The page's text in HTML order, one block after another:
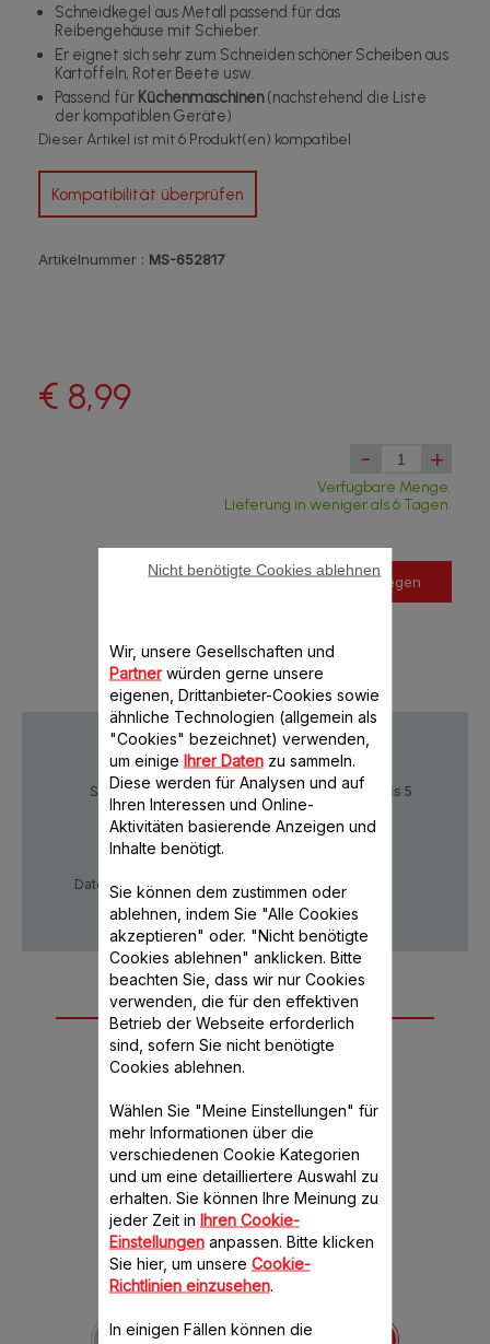
Schneidkegel aus Metall passend für das
Reibengehäuse mit Schieber.
Er eignet sich sehr zum Schneiden schöner Scheiben aus
Kartoffeln, Roter Beete usw.
Passend für Küchenmaschinen(nachstehend die Liste
der kompatiblen Geräte)
Dieser Artikel ist mit 6 Produkt(en) kompatibel
Kompatibilität überprüfen
Artikelnummer : MS-652817
€ 8,99
- +
Verfügbare Menge.
Lieferung in weniger als 6 Tagen.
In den Warenkorb legen
Sichere Zahlung
Lieferzeiten: 4 bis 5
Datenschutzrichtlinie
Weiteres
empfohlenes
Zubehör
MS-0A13200
Wir, unsere Gesellschaften und
Partnerwürden gerne unsere
eigenen, Drittanbieter-Cookies sowie
ähnliche Technologien (allgemein als
"Cookies" bezeichnet) verwenden,
um einige Ihrer Datenzu sammeln.
Diese werden für Analysen und auf
Ihren Interessen und Online-
Aktivitäten basierende Anzeigen und
Inhalte benötigt.
Sie können dem zustimmen oder
ablehnen, indem Sie "Alle Cookies
akzeptieren" oder. "Nicht benötigte
Cookies ablehnen" anklicken. Bitte
beachten Sie, dass wir nur Cookies
verwenden, die für den effektiven
Betrieb der Webseite erforderlich
sind, sofern Sie nicht benötigte
Cookies ablehnen.
Wählen Sie "Meine Einstellungen" für
mehr Informationen über die
verschiedenen Cookie Kategorien
und um eine detailliertere Auswahl zu
erhalten. Sie können Ihre Meinung zu
jeder Zeit in Ihren Cookie-
Einstellungenanpassen. Bitte klicken
Sie hier, um unsere Cookie-
Richtlinien einzusehen.
In einigen Fällen können die
Nicht benötigte Cookies ablehnen